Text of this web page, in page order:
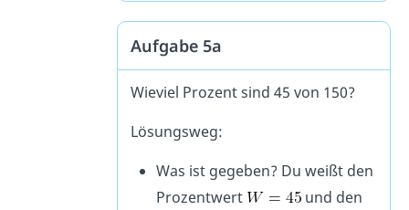
Aufgabe 5a
Wieviel Prozent sind 45 von 150?
Lösungsweg:
Was ist gegeben? Du weißt den
Prozentwert
und den